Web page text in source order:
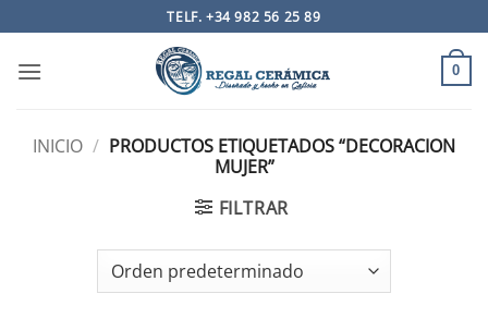
al
contenido
TELF. +34 982 56 25 89
0
INICIO / PRODUCTOS ETIQUETADOS “DECORACION
MUJER”
FILTRAR